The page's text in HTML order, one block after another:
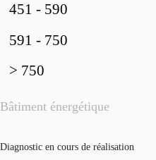
Bâtiment énergétique
451 - 590
591 - 750
> 750
Diagnostic en cours de réalisation